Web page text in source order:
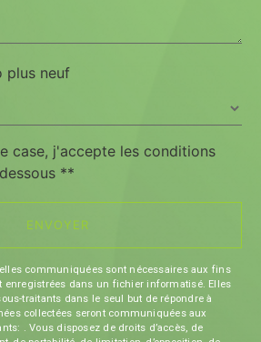
plus neuf
case, j'accepte les conditions
**
ENVOYER
communiquées sont nécessaires aux fins
enregistrées dans un fichier informatisé. Elles
traitants dans le seul but de répondre à
collectées seront communiquées aux
. Vous disposez de droits d’accès, de